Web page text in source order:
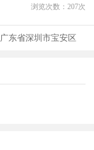
浏览次数： 207次
广东省深圳市宝安区